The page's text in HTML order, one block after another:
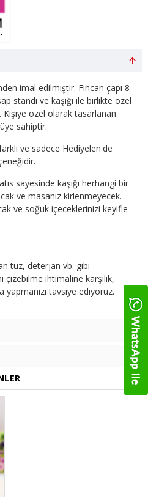
imal edilmiştir. Fincan çapı 8
standı ve kaşığı ile birlikte özel
özel olarak tasarlanan
sahiptir.
ve sadece Hediyelen'de
sayesinde kaşığı herhangi bir
ve masanız kirlenmeyecek.
ve soğuk içeceklerinizi keyifle
tuz, deterjan vb. gibi
ihtimaline karşılık,
yapmanızı tavsiye ediyoruz.